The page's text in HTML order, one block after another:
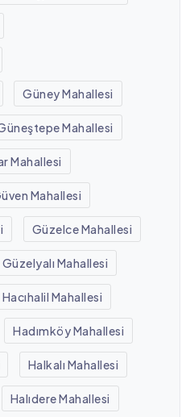
Güney Mahallesi
Mahallesi
Mahallesi
Mahallesi
Güzelce Mahallesi
Güzelyalı Mahallesi
Hacıhalil Mahallesi
Hadımköy Mahallesi
Halkalı Mahallesi
Halıdere Mahallesi